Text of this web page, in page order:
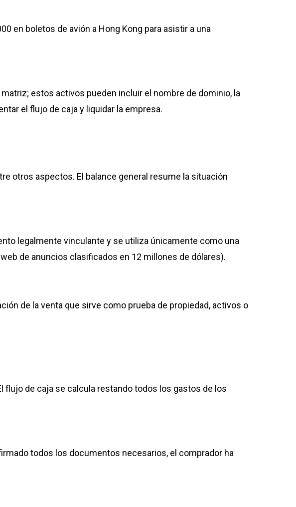
en boletos de avión a Hong Kong para asistir a una
estos activos pueden incluir el nombre de dominio, la
el flujo de caja y liquidar la empresa.
otros aspectos. El balance general resume la situación
legalmente vinculante y se utiliza únicamente como una
de anuncios clasificados en 12 millones de dólares).
de la venta que sirve como prueba de propiedad, activos o
flujo de caja se calcula restando todos los gastos de los
todos los documentos necesarios, el comprador ha